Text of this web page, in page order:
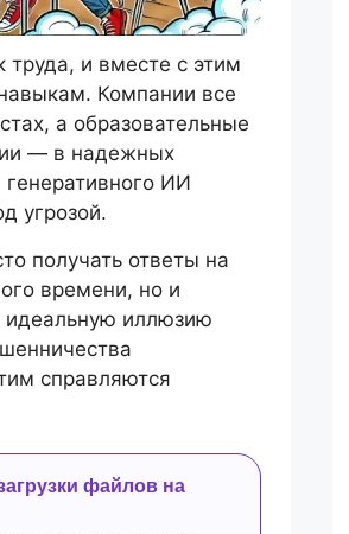
и вместе с этим
Компании все
а образовательные
— в надежных
ИИ
угрозой.
получать ответы на
времени, но и
идеальную иллюзию
справляются
файлов на